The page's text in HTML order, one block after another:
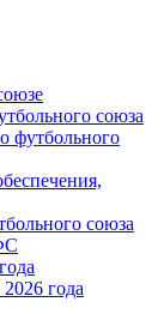
союза
футбольного
союза
года